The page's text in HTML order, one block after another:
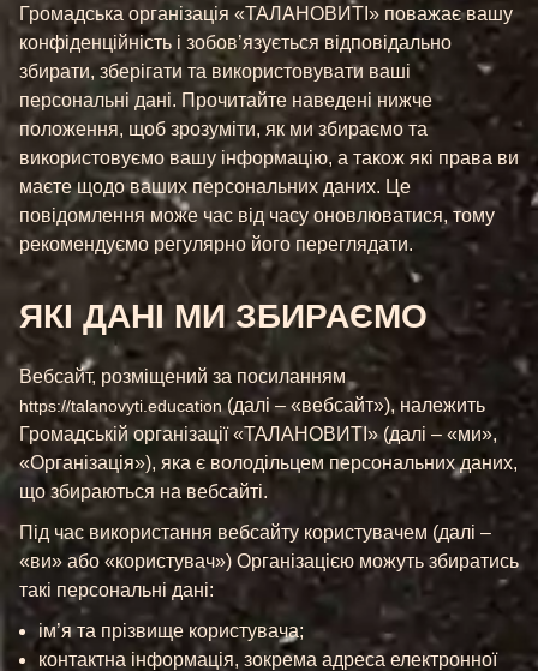
Громадська організація «ТАЛАНОВИТІ» поважає вашу
конфіденційність і зобов’язується відповідально
збирати, зберігати та використовувати ваші
персональні дані. Прочитайте наведені нижче
положення, щоб зрозуміти, як ми збираємо та
використовуємо вашу інформацію, а також які права ви
маєте щодо ваших персональних даних. Це
повідомлення може час від часу оновлюватися, тому
рекомендуємо регулярно його переглядати.
ЯКІ ДАНІ МИ ЗБИРАЄМО
Вебсайт, розміщений за посиланням
https://talanovyti.education (далі – «вебсайт»), належить
Громадській організації «ТАЛАНОВИТІ» (далі – «ми»,
«Організація»), яка є володільцем персональних даних,
що збираються на вебсайті.
Під час використання вебсайту користувачем (далі –
«ви» або «користувач») Організацією можуть збиратись
такі персональні дані:
ім’я та прізвище користувача;
контактна інформація, зокрема адреса електронної